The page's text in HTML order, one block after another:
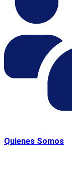
Quienes Somos